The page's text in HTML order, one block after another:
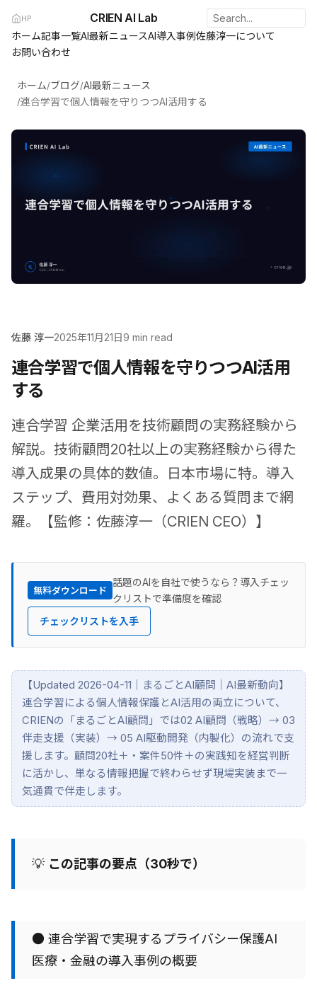
HP CRIEN AI Lab
ホーム記事一覧AI最新ニュースAI導入事例佐藤淳一について
お問い合わせ
ホーム/ブログ/AI最新ニュース
/連合学習で個人情報を守りつつAI活用する
佐藤 淳一2025年11月21日9 min read
連合学習で個人情報を守りつつAI活用
する
連合学習 企業活用を技術顧問の実務経験から
解説。技術顧問20社以上の実務経験から得た
導入成果の具体的数値。日本市場に特。導入
ステップ、費用対効果、よくある質問まで網
羅。【監修：佐藤淳一（CRIEN CEO）】
無料ダウンロード
話題のAIを自社で使うなら？導入チェッ
クリストで準備度を確認
チェックリストを入手
【Updated 2026-04-11｜まるごとAI顧問｜AI最新動向】
連合学習による個人情報保護とAI活用の両立について、
CRIENの「まるごとAI顧問」では02 AI顧問（戦略）→ 03
伴走支援（実装）→ 05 AI駆動開発（内製化）の流れで支
援します。顧問20社＋・案件50件＋の実践知を経営判断
に活かし、単なる情報把握で終わらせず現場実装まで一
気通貫で伴走します。
💡 この記事の要点（30秒で）
● 連合学習で実現するプライバシー保護AI
医療・金融の導入事例の概要